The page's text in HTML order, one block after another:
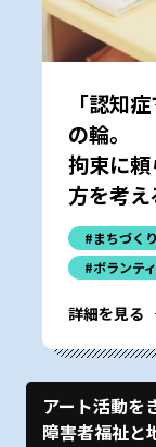
「認知
の輪。
拘束に
方を考え
#まちづくり
#ボランテ
詳細を見る
アート活動を
障害者福祉と